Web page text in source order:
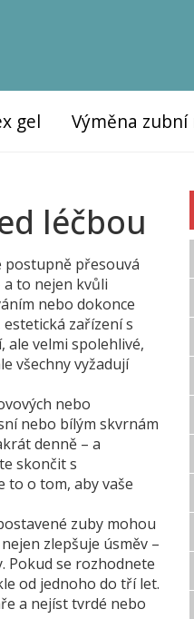
gel Výměna
léčbou
přesouvá
a to nejen kvůli
nebo dokonce
estetická zařízení s
ale velmi spolehlivé,
všechny vyžadují
nebo
nebo bílým skvrnám
denně – a
skončit s
to o tom, aby vaše
zuby mohou
zlepšuje úsměv –
Pokud se rozhodnete
od jednoho do tří let.
a nejíst tvrdé nebo